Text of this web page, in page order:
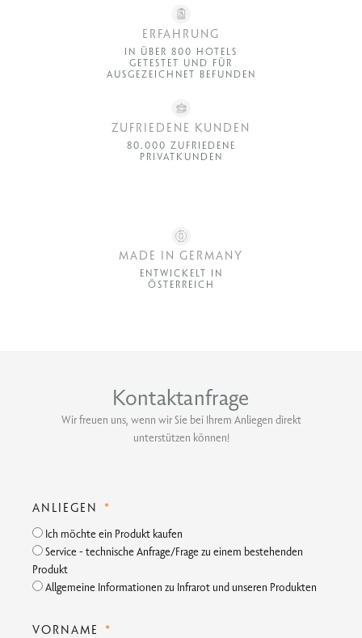
ERFAHRUNG
IN ÜBER 800 HOTELS
GETESTET UND FÜR
AUSGEZEICHNET BEFUNDEN
ZUFRIEDENE KUNDEN
80.000 ZUFRIEDENE
PRIVATKUNDEN
MADE IN GERMANY
ENTWICKELT IN
ÖSTERREICH
Kontaktanfrage
Wir freuen uns, wenn wir Sie bei Ihrem Anliegen direkt
unterstützen können!
ANLIEGEN
Ich möchte ein Produkt kaufen
Service - technische Anfrage/Frage zu einem bestehenden
Produkt
Allgemeine Informationen zu Infrarot und unseren Produkten
VORNAME